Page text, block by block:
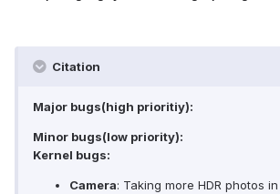
Citation
Major bugs(high prioritiy):
Minor bugs(low priority):
Kernel bugs:
Camera: Taking more HDR photos